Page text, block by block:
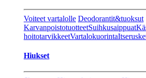
Voiteet vartalolle Deodorantit&tuoksut
KarvanpoistotuotteetSuihkusaippuat
hoitotarvikkeetVartalokuorinta
Hiukset